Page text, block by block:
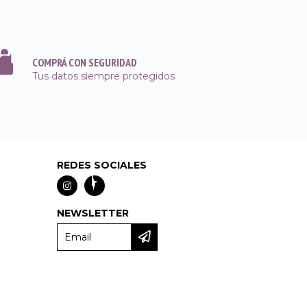
COMPRÁ CON SEGURIDAD
Tus datos siempre protegidos
REDES SOCIALES
NEWSLETTER